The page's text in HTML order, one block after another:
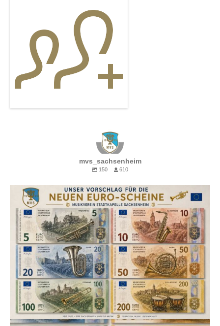
mvs_sachsenheim
150 610
💶🎶 Unser Vorschlag für die neuen Euro-Scheine!
Wenn schon neue Banknoten, dann bitte mit den wirklich wertvollen
Motiven. 😉
Vom 5er bis zum 200er – jedes Instrument hat seinen Platz. Welcher
Schein gefällt euch am besten? 🎺🎷🎼
Natürlich nur ein kreativer Entwurf. 😄
#Musikverein #StadtkapelleSachsenheim #Sachsenheim #Blasmusik
#Euro Musikverbindet Vereinsleben Tradition MVS
54 1